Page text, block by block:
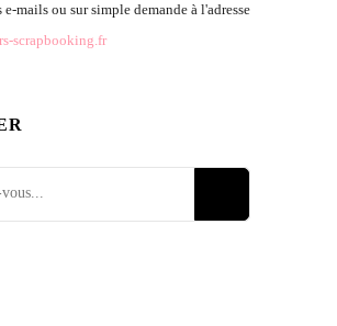
e-mails ou sur simple demande à l'adresse
scrapbooking.fr